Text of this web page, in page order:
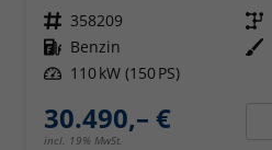
Fahrzeugnr. 358209 Getriebe
Kraftstoff Benzin Außenfarbe
Leistung 110 kW (150 PS)
30.490,– €
incl. 19% MwSt.